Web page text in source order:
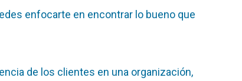
enfocarte en encontrar lo bueno que
de los clientes en una organización,